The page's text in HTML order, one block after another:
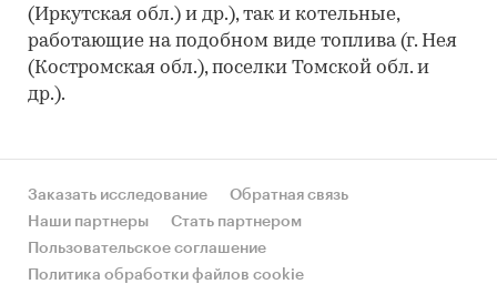
(Иркутская обл.) и др.), так и котельные,
работающие на подобном виде топлива (г. Нея
(Костромская обл.), поселки Томской обл. и
др.).
Заказать исследование
Обратная связь
Наши партнеры
Стать партнером
Пользовательское соглашение
Политика обработки файлов cookie